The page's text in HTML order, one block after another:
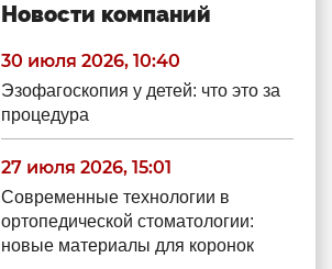
Новости компаний
30 июля 2026, 10:40
Эзофагоскопия у детей: что это за
процедура
27 июля 2026, 15:01
Современные технологии в
ортопедической стоматологии:
новые материалы для коронок